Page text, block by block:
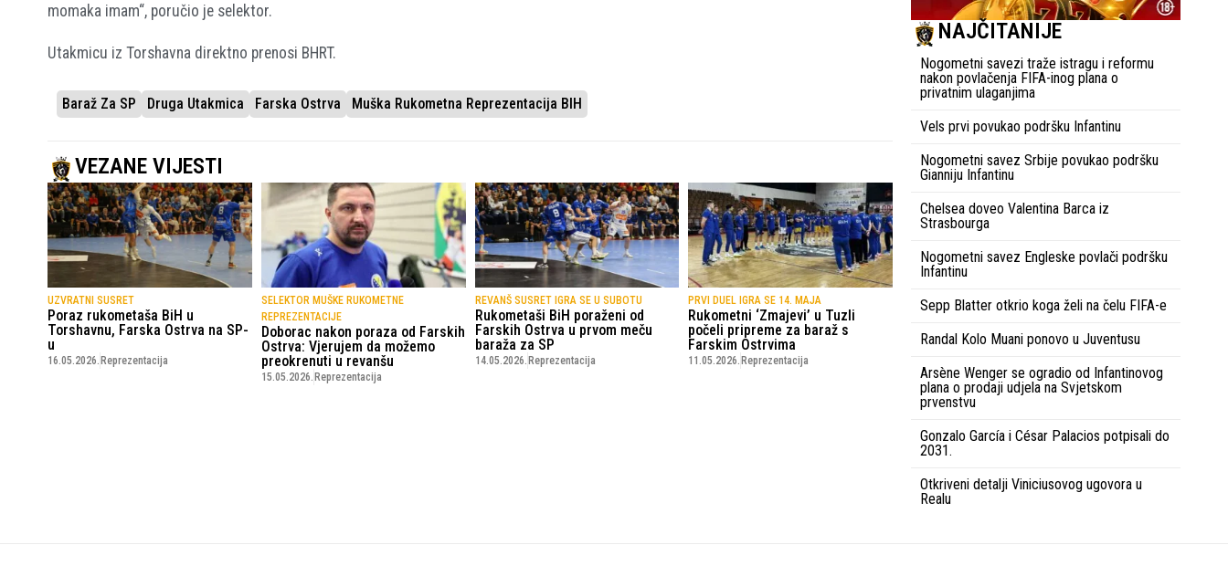
momaka imam“, poručio je selektor.
Utakmicu iz Torshavna direktno prenosi BHRT.
Baraž Za SP Druga Utakmica Farska Ostrva Muška Rukometna Reprezentacija BIH
VEZANE VIJESTI
UZVRATNI SUSRET
Poraz rukometaša BiH u
Torshavnu, Farska Ostrva na SP-
u
16.05.2026. Reprezentacija
SELEKTOR MUŠKE RUKOMETNE
REPREZENTACIJE
Doborac nakon poraza od Farskih
Ostrva: Vjerujem da možemo
preokrenuti u revanšu
15.05.2026. Reprezentacija
REVANŠ SUSRET IGRA SE U SUBOTU
Rukometaši BiH poraženi od
Farskih Ostrva u prvom meču
baraža za SP
14.05.2026. Reprezentacija
PRVI DUEL IGRA SE 14. MAJA
Rukometni ‘Zmajevi’ u Tuzli
počeli pripreme za baraž s
Farskim Ostrvima
11.05.2026. Reprezentacija
NAJČITANIJE
Nogometni savezi traže istragu i reformu
nakon povlačenja FIFA-inog plana o
privatnim ulaganjima
Vels prvi povukao podršku Infantinu
Nogometni savez Srbije povukao podršku
Gianniju Infantinu
Chelsea doveo Valentina Barca iz
Strasbourga
Nogometni savez Engleske povlači podršku
Infantinu
Sepp Blatter otkrio koga želi na čelu FIFA-e
Randal Kolo Muani ponovo u Juventusu
Arsène Wenger se ogradio od Infantinovog
plana o prodaji udjela na Svjetskom
prvenstvu
Gonzalo García i César Palacios potpisali do
2031.
Otkriveni detalji Viniciusovog ugovora u
Realu